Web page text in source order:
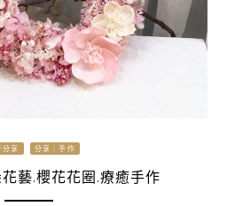
享 分享｜手作
藝.櫻花花圈.療癒手作